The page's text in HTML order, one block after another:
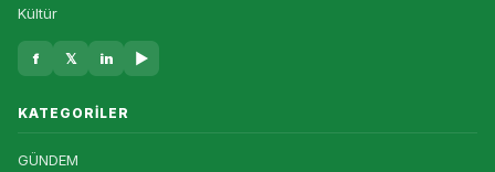
Kültür
f 𝕏 in ▶
KATEGORILER
GÜNDEM